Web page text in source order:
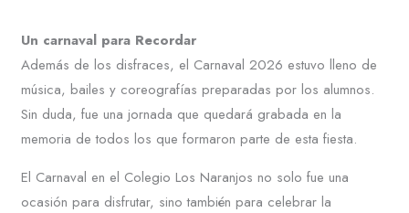
Un carnaval para Recordar
Además de los disfraces, el Carnaval 2026 estuvo lleno de
música, bailes y coreografías preparadas por los alumnos.
Sin duda, fue una jornada que quedará grabada en la
memoria de todos los que formaron parte de esta fiesta.
El Carnaval en el Colegio Los Naranjos no solo fue una
ocasión para disfrutar, sino también para celebrar la